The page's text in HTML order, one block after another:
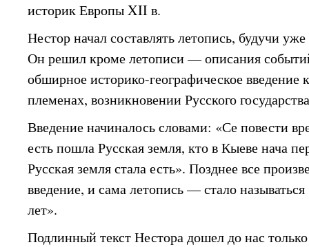
историк Европы XII в.
Нестор начал составлять летопись, будучи
Он решил кроме летописи — описания
обширное историко-географическое введение
племенах, возникновении Русского
Введение начиналось словами: «Се повести
есть пошла Русская земля, кто в Кыеве нача
Русская земля стала есть». Позднее все
введение, и сама летопись — стало
лет».
Подлинный текст Нестора дошел до нас